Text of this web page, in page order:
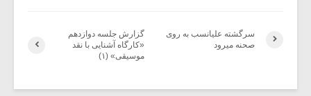
گزارش جلسه دوازدهم
«کارگاه آشنایی با نقد
موسیقی» (۱)
سرگشته علیانسب به روی
صحنه میرود